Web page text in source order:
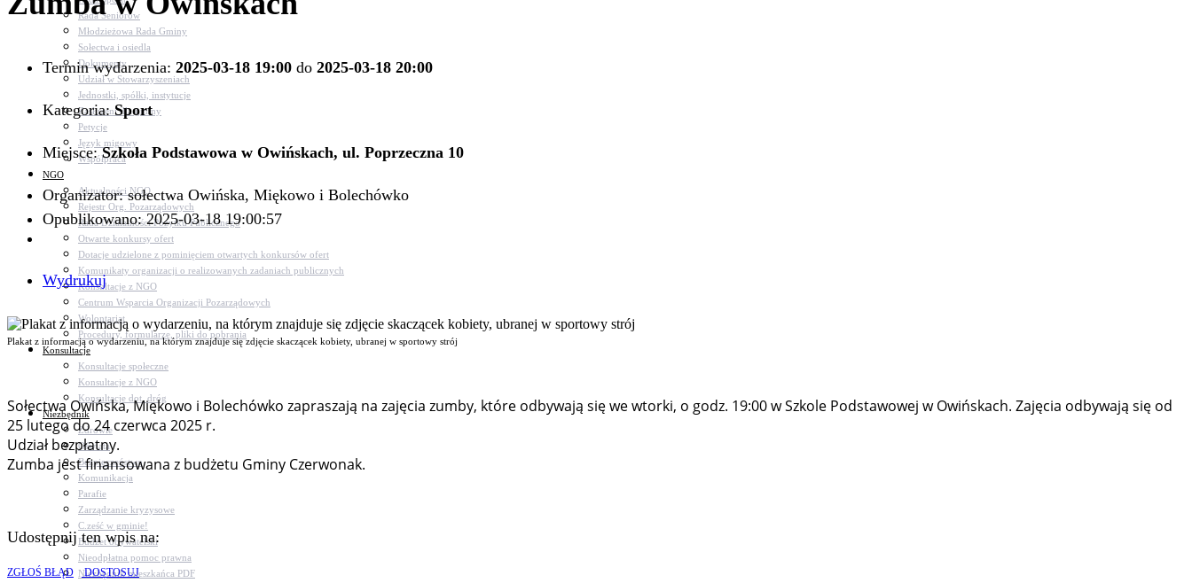
Rada Seniorów
Młodzieżowa Rada Gminy
Sołectwa i osiedla
Dokumenty
Udział w Stowarzyszeniach
Jednostki, spółki, instytucje
Zasłużeni dla gminy
Petycje
Język migowy
Współpraca
NGO
Aktualności NGO
Rejestr Org. Pozarządowych
Rada Działalności Pożytku Publicznego
Otwarte konkursy ofert
Dotacje udzielone z pominięciem otwartych konkursów ofert
Komunikaty organizacji o realizowanych zadaniach publicznych
Konsultacje z NGO
Centrum Wsparcia Organizacji Pozarządowych
Wolontariat
Procedury, formularze, pliki do pobrania
Konsultacje
Konsultacje społeczne
Konsultacje z NGO
Konsultacje dot. dróg
Niezbędnik
Zdrowie
Oświata
Bezpieczeństwo
Komunikacja
Parafie
Zarządzanie kryzysowe
C.ześć w gminie!
Budżet obywatelski
Nieodpłatna pomoc prawna
Niezbędnik mieszkańca PDF
Termin wydarzenia: 2025-03-18 19:00 do 2025-03-18 20:00
Kategoria:Sport
Miejsce:Szkoła Podstawowa w Owińskach, ul. Poprzeczna 10
Organizator: sołectwa Owińska, Miękowo i Bolechówko
Opublikowano: 2025-03-18 19:00:57
Wydrukuj
Plakat z informacją o wydarzeniu, na którym znajduje się zdjęcie skaczącek kobiety, ubranej w sportowy strój
Sołectwa Owińska, Miękowo i Bolechówko zapraszają na zajęcia zumby, które odbywają się we wtorki, o godz. 19:00 w Szkole Podstawowej w Owińskach. Zajęcia odbywają się od
25 lutego do 24 czerwca 2025 r.
Udział bezpłatny.
Zumba jest finansowana z budżetu Gminy Czerwonak.
Udostępnij ten wpis na:
ZGŁOŚ BŁĄD DOSTOSUJ